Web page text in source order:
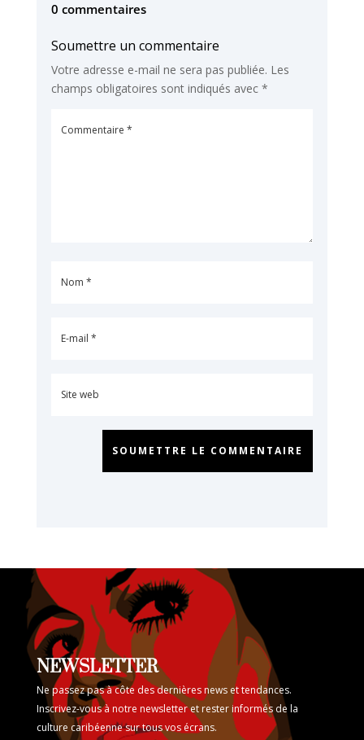
0 commentaires
Soumettre un commentaire
Votre adresse e-mail ne sera pas publiée. Les
champs obligatoires sont indiqués avec *
SOUMETTRE LE COMMENTAIRE
NEWSLETTER
Ne passez pas à côte des dernières news et tendances.
Inscrivez-vous à notre newsletter et rester informés de la
culture caribéenne sur tous vos écrans.